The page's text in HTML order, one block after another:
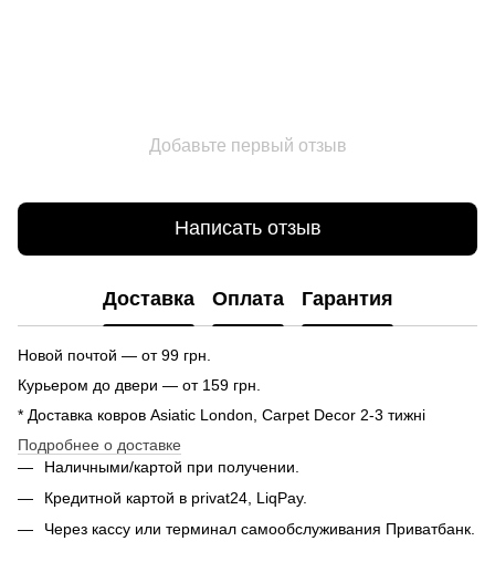
Добавьте первый отзыв
Написать отзыв
Доставка Оплата Гарантия
Новой почтой — от 99 грн.
Курьером до двери — от 159 грн.
* Доставка ковров Asiatic London, Carpet Decor 2-3 тижні
Подробнее о доставке
Наличными/картой при получении.
Кредитной картой в privat24, LiqPay.
Через кассу или терминал самообслуживания Приватбанк.